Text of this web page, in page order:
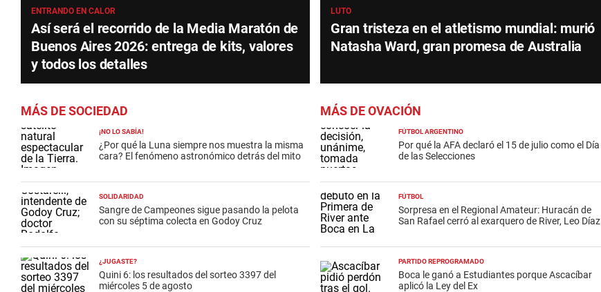
ENTRANDO EN CALOR
Así será el recorrido de la Media Maratón de
Buenos Aires 2026: entrega de kits, valores
y todos los detalles
LUTO
Gran tristeza en el atletismo mundial: murió
Natasha Ward, gran promesa de Australia
MÁS DE SOCIEDAD
¡NO LO SABÍA!
¿Por qué la Luna siempre nos muestra la misma
cara? El fenómeno astronómico detrás del mito
SOLIDARIDAD
Sangre de Campeones sigue pasando la pelota
con su séptima colecta en Godoy Cruz
¿JUGASTE?
Quini 6: los resultados del sorteo 3397 del
miércoles 5 de agosto
MÁS DE OVACIÓN
FÚTBOL ARGENTINO
Por qué la AFA declaró el 15 de julio como el Día
de las Selecciones
FÚTBOL
Sorpresa en el Regional Amateur: Huracán de
San Rafael cerró al exarquero de River, Leo Díaz
PARTIDO REPROGRAMADO
Boca le ganó a Estudiantes porque Ascacíbar
aplicó la Ley del Ex